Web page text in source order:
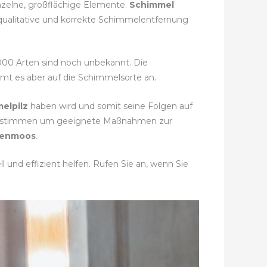
großflächige Elemente. Schimmel
und korrekte Schimmelentfernung
Arten sind noch unbekannt. Die
es aber auf die Schimmelsorte an.
haben wird und somit seine Folgen auf
um geeignete Maßnahmen zur
.
effizient helfen. Rufen Sie an, wenn Sie